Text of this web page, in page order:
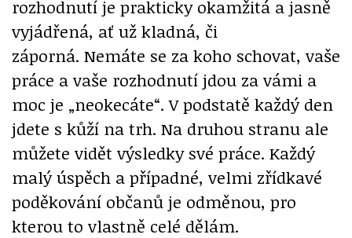
rozhodnutí je prakticky okamžitá a jasně
vyjádřená, ať už kladná, či
záporná. Nemáte se za koho schovat, vaše
práce a vaše rozhodnutí jdou za vámi a
moc je „neokecáte“. V podstatě každý den
jdete s kůží na trh. Na druhou stranu ale
můžete vidět výsledky své práce. Každý
malý úspěch a případné, velmi zřídkavé
poděkování občanů je odměnou, pro
kterou to vlastně celé dělám.